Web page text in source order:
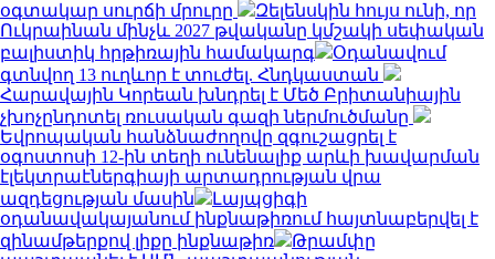
օգտակար սուրճի մրուրը
Զելենսկին հույս ունի, որ
Ուկրաինան մինչև 2027 թվականը կմշակի սեփական
բալիստիկ հրթիռային համակարգ
Օդանավում
գտնվող 13 ուղևոր է տուժել. Հնդկաստան
Հարավային Կորեան խնդրել է Մեծ Բրիտանիային
չխոչընդոտել ռուսական գազի ներմուծմանը
Եվրոպական հանձնաժողովը զգուշացրել է
օգոստոսի 12-ին տեղի ունենալիք արևի խավարման
էլեկտրաէներգիայի արտադրության վրա
ազդեցության մասին
Լայպցիգի
օդանավակայանում ինքնաթիռում հայտնաբերվել է
զինամթերքով լիքը ինքնաթիռ
Թրամփը